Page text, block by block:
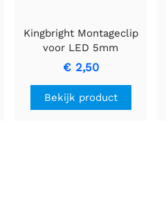
Kingbright Montageclip
voor LED 5mm
€ 2,50
Bekijk product